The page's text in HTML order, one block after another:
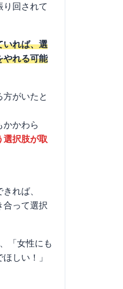
り回されて
いれば、選
やれる可能
がいたと
かかわら
選択肢が取
れば、
合って選択
「女性にも
しい！」